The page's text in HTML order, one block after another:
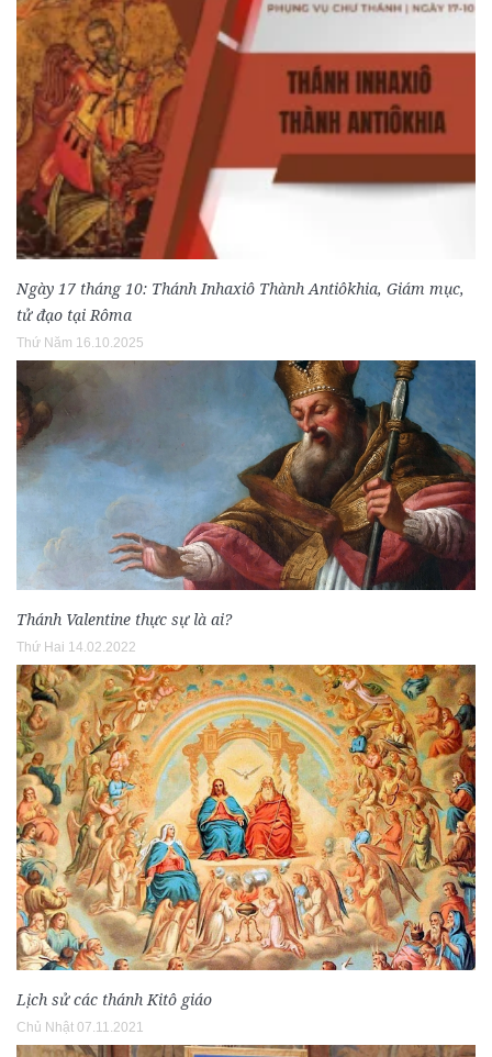
Ngày 17 tháng 10: Thánh Inhaxiô Thành Antiôkhia, Giám mục,
tử đạo tại Rôma
Thứ Năm 16.10.2025
Thánh Valentine thực sự là ai?
Thứ Hai 14.02.2022
Lịch sử các thánh Kitô giáo
Chủ Nhật 07.11.2021